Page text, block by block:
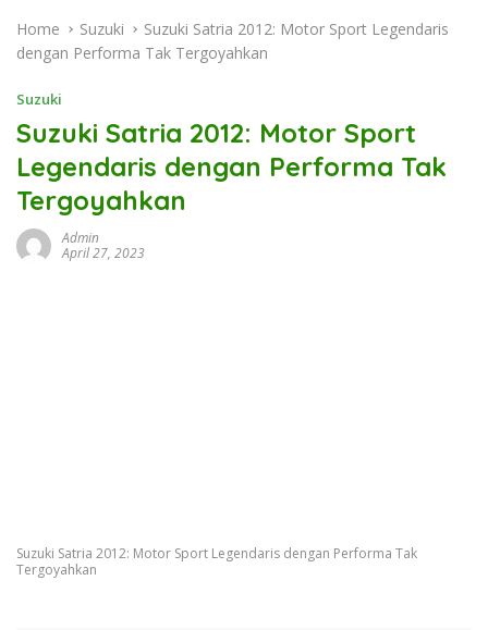
Home Suzuki
Suzuki Satria 2012: Motor Sport Legendaris
dengan Performa Tak Tergoyahkan
Suzuki
Suzuki Satria 2012: Motor Sport
Legendaris dengan Performa Tak
Tergoyahkan
Admin
April 27, 2023
Suzuki Satria 2012: Motor Sport Legendaris dengan Performa Tak
Tergoyahkan